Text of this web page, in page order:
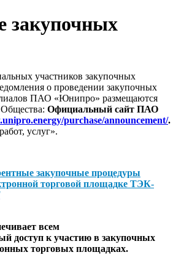
закупочных
участников закупочных
о проведении закупочных
ПАО «Юнипро» размещаются
Официальный сайт ПАО
purchase/announcement/.
услуг».
закупочные процедуры
торговой площадке ТЭК-
всем
доступ к участию в закупочных
торговых площадках.